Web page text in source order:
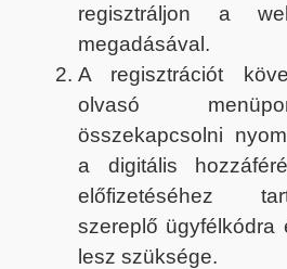
regisztráljon a
megadásával.
A regisztrációt
olvasó
összekapcsolni
a digitális
előfizetéséhez
szereplő ügyfélkódra
lesz szüksége.